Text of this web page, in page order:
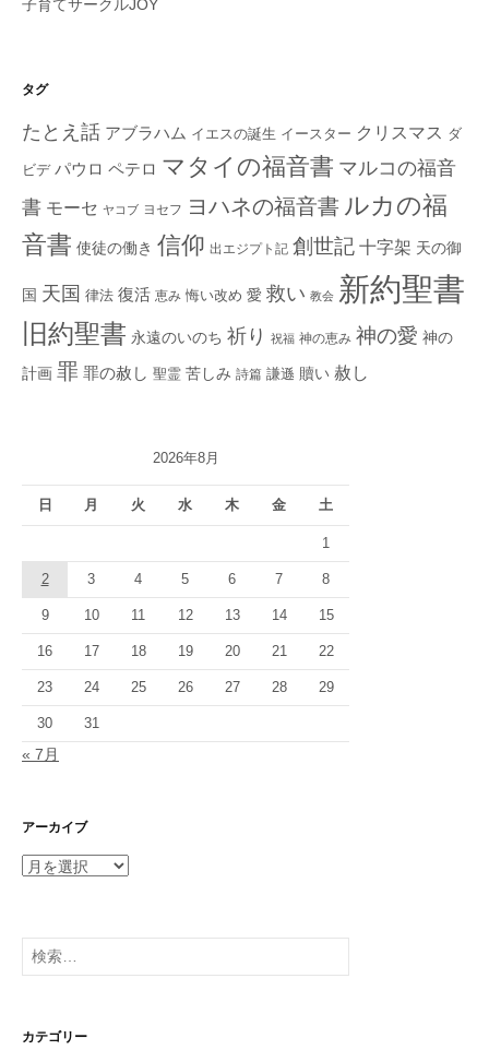
子育てサークルJOY
タグ
たとえ話 アブラハム イエスの誕生 イースター クリスマス ダ
ビデ パウロ ペテロ マタイの福音書 マルコの福音
書 モーセ ヤコブ ヨセフ ヨハネの福音書 ルカの福
音書 使徒の働き 信仰 出エジプト記 創世記 十字架 天の御
国 天国 律法 復活 恵み 悔い改め 愛 救い 教会 新約聖書
旧約聖書 永遠のいのち 祈り 祝福 神の恵み 神の愛 神の
計画 罪 罪の赦し 聖霊 苦しみ 詩篇 謙遜 贖い 赦し
2026年8月
日 月 火 水 木 金 土
1
2 3 4 5 6 7 8
9 10 11 12 13 14 15
16 17 18 19 20 21 22
23 24 25 26 27 28 29
30 31
« 7月
アーカイブ
ア
イ
ブ
検
索:
カテゴリー